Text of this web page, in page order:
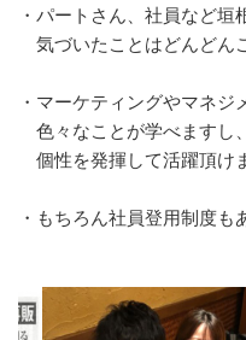
・パートさん、社員など垣
気づいたことはどんどん
・マーケティングやマネジ
色々なことが学べますし、
個性を発揮して活躍頂け
・もちろん社員登用制度も